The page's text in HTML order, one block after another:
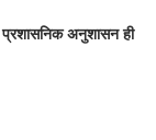
प्रशासनिक अनुशासन ही